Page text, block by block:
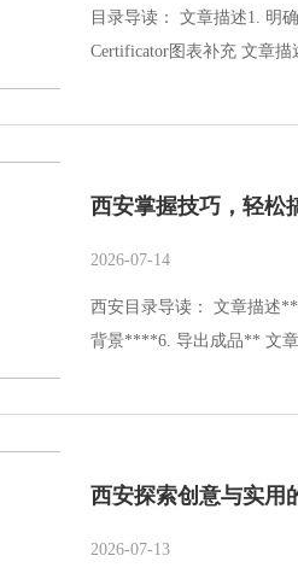
目录导读： 文章描述1. 明
Certificator图表补充 文章描
西安掌握技巧，轻松
2026-07-14
西安目录导读： 文章描述
背景****6. 导出成品** 文章
西安探索创意与实
2026-07-13